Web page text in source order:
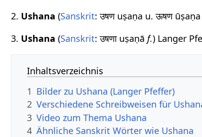
2. Ushana (Sanskrit: उषण uṣaṇa u. ऊषण
3. Ushana (Sanskrit: उषणा uṣaṇā f.) Langer
Inhaltsverzeichnis
1 Bilder zu Ushana (Langer Pfeffer)
2 Verschiedene Schreibweisen für
3 Video zum Thema Ushana
4 Ähnliche Sanskrit Wörter wie Ushana